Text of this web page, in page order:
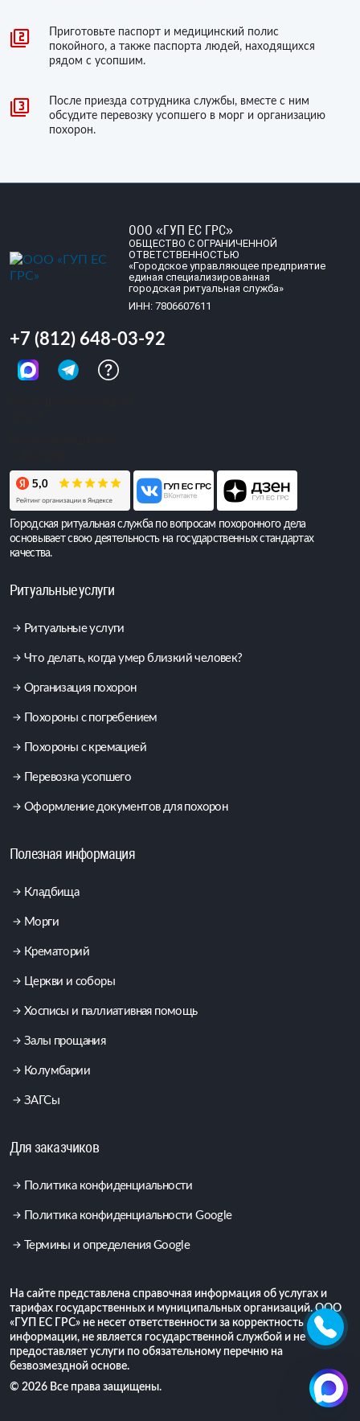
Приготовьте паспорт и медицинский полис
покойного, а также паспорта людей, находящихся
рядом с усопшим.
После приезда сотрудника службы, вместе с ним
обсудите перевозку усопшего в морг и организацию
похорон.
ООО «ГУП ЕС ГРС»
ОБЩЕСТВО С ОГРАНИЧЕННОЙ
ОТВЕТСТВЕННОСТЬЮ
«Городское управляющее предприятие
единая специализированная
городская ритуальная служба»
ИНН: 7806607611
+7 (812) 648-03-92
Городская ритуальная служба по вопросам похоронного дела
основывает свою деятельность на государственных стандартах
качества.
Ритуальные услуги
Ритуальные услуги
Что делать, когда умер близкий человек?
Организация похорон
Похороны с погребением
Похороны с кремацией
Перевозка усопшего
Оформление документов для похорон
Полезная информация
Кладбища
Морги
Крематорий
Церкви и соборы
Хосписы и паллиативная помощь
Залы прощания
Колумбарии
ЗАГСы
Для заказчиков
Политика конфиденциальности
Политика конфиденциальности Google
Термины и определения Google
На сайте представлена справочная информация об услугах и
тарифах государственных и муниципальных организаций. ООО
«ГУП ЕС ГРС» не несет ответственности за корректность
информации, не является государственной службой и не
предоставляет услуги по обязательному перечню на
безвозмездной основе.
© 2026 Все права защищены.